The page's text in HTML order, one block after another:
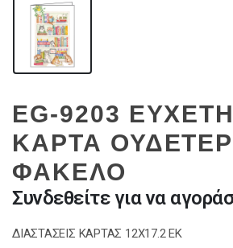
EG-9203
ΚΑΡΤΑ
ΦΑΚΕΛΟ
Συνδεθείτε για να
ΔΙΑΣΤΑΣΕΙΣ ΚΑΡΤΑΣ 12Χ17.2 ΕΚ